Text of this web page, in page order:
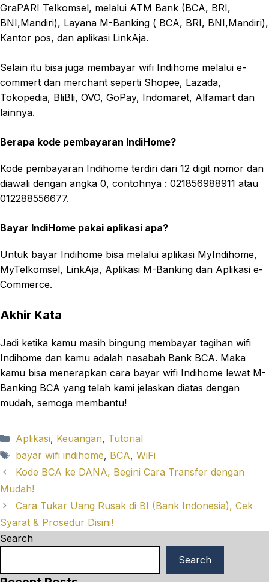
GraPARI Telkomsel, melalui ATM Bank (BCA, BRI,
BNI,Mandiri), Layana M-Banking ( BCA, BRI, BNI,Mandiri),
Kantor pos, dan aplikasi LinkAja.
Selain itu bisa juga membayar wifi Indihome melalui e-
commert dan merchant seperti Shopee, Lazada,
Tokopedia, BliBli, OVO, GoPay, Indomaret, Alfamart dan
lainnya.
Berapa kode pembayaran IndiHome?
Kode pembayaran Indihome terdiri dari 12 digit nomor dan
diawali dengan angka 0, contohnya : 021856988911 atau
012288556677.
Bayar IndiHome pakai aplikasi apa?
Untuk bayar Indihome bisa melalui aplikasi MyIndihome,
MyTelkomsel, LinkAja, Aplikasi M-Banking dan Aplikasi e-
Commerce.
Akhir Kata
Jadi ketika kamu masih bingung membayar tagihan wifi
Indihome dan kamu adalah nasabah Bank BCA. Maka
kamu bisa menerapkan cara bayar wifi Indihome lewat M-
Banking BCA yang telah kami jelaskan diatas dengan
mudah, semoga membantu!
Categories
Aplikasi, Keuangan, Tutorial
Tags
bayar wifi indihome, BCA, WiFi
Kode BCA ke DANA, Begini Cara Transfer dengan
Mudah!
Cara Tukar Uang Rusak di BI (Bank Indonesia), Cek
Syarat & Prosedur Disini!
Search
Search